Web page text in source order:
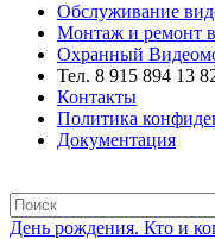
Обслуживание
Монтаж и ремонт
Охранный
Тел. 8 915 894 13
Контакты
Политика
Документация
День рождения. Кто и